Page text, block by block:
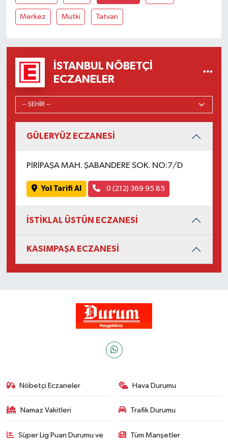
Merkez Mutki Tatvan
İSTANBUL NÖBETÇI
ECZANELER
GÜLERYÜZ ECZANESİ
PİRİPAŞA MAH. ŞABANDERE SOK. NO:7/D
Yol Tarifi Al 0 (212) 369 95 85
İSTİKLAL ÜSTÜN ECZANESİ
KASIMPAŞA ECZANESİ
Nöbetçi Eczaneler Hava Durumu
Namaz Vakitleri Trafik Durumu
Süper Lig Puan Durumu ve Tüm Manşetler